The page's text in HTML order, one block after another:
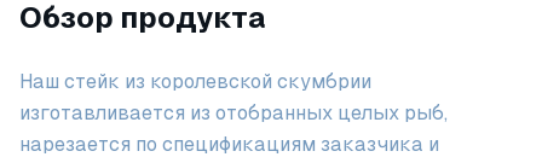
Обзор продукта
Наш стейк из королевской скумбрии
изготавливается из отобранных целых рыб,
нарезается по спецификациям заказчика и